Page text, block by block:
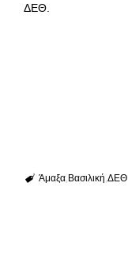
ΔΕΘ.
Άμαξα Βασιλική ΔΕΘ